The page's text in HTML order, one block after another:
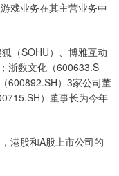
戏业务在其主营业务中
（SOHU）、博雅互动
浙数文化（600633.S
600892.SH）3家公司董
）董事长为今年
港股和A股上市公司的